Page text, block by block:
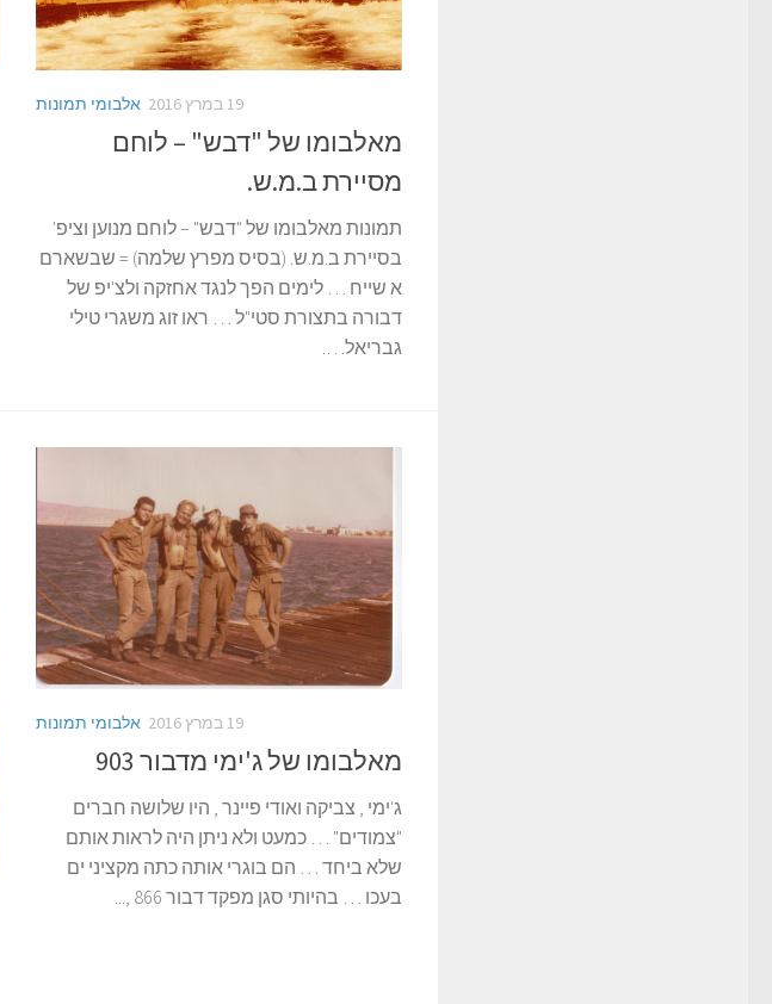
אלבומי תמונות 19 במרץ 2016
מאלבומו של "דבש" – לוחם
מסיירת ב.מ.ש.
תמונות מאלבומו של "דבש" – לוחם מנוען וציפ'
בסיירת ב.מ.ש. (בסיס מפרץ שלמה) = שבשארם
א שייח … לימים הפך לנגד אחזקה ולצ'יפ של
דבורה בתצורת סטי"ל … ראו זוג משגרי טילי
גבריאל….
אלבומי תמונות 19 במרץ 2016
מאלבומו של ג'ימי מדבור 903
ג'ימי , צביקה ואודי פיינר , היו שלושה חברים
"צמודים" … כמעט ולא ניתן היה לראות אותם
שלא ביחד … הם בוגרי אותה כתה מקציני ים
בעכו … בהיותי סגן מפקד דבור 866 ,...